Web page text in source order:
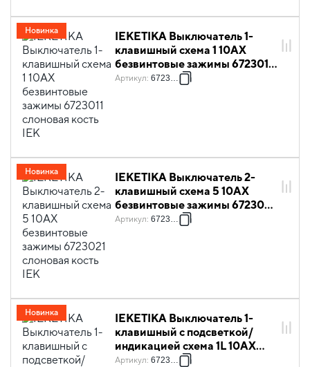
IEKETIKA Выключатель 1-
клавишный схема 1 10АХ
безвинтовые зажимы 6723011
слоновая кость IEK
Артикул: 6723011
Новинка
IEKETIKA Выключатель 2-
клавишный схема 5 10АХ
безвинтовые зажимы 6723021
слоновая кость IEK
Артикул: 6723021
Новинка
IEKETIKA Выключатель 1-
клавишный с подсветкой/
индикацией схема 1L 10АХ
безвинтовые зажимы 6723031
Артикул: 6723031
Новинка